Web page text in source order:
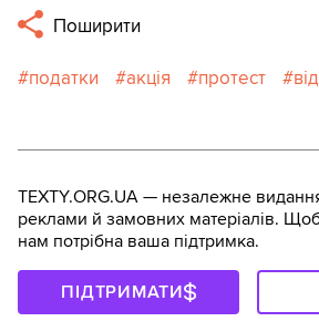
Поширити
податки акція протест
TEXTY.ORG.UA — незалежне
реклами й замовних матеріалів.
нам потрібна ваша підтримка.
ПІДТРИМАТИ